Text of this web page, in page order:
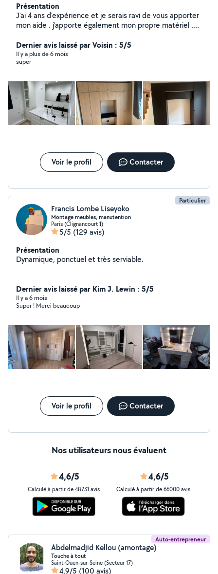
Présentation
J'ai 4 ans d'expérience et je serais ravi de vous apporter
mon aide . j'apporte également mon propre matériel .
Dernier avis laissé par Voisin : 5/5
Il y a plus de 6 mois
super
Voir le profil Contacter
Particulier
Francis Lombe Liseyoko
Montage meubles, manutention
Paris (Clignancourt 1)
5/5 (129 avis)
Présentation
Dynamique, ponctuel et très serviable.
Dernier avis laissé par Kim J. Lewin : 5/5
Il y a 6 mois
Super ! Merci beaucoup
Voir le profil Contacter
Nos utilisateurs nous évaluent
4,6/5
Calculé à partir de 48731 avis
4,6/5
Calculé à partir de 66000 avis
Auto-entrepreneur
Abdelmadjid Kellou (amontage)
Touche à tout
Saint-Ouen-sur-Seine (Secteur 17)
4,9/5 (100 avis)